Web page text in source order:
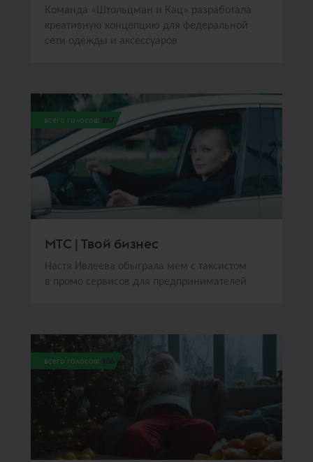
Команда «Штольцман и Кац» разработала
креативную концепцию для федеральной
сети одежды и аксессуаров
всего голосов: 267
МТС | Твой бизнес
Настя Ивлеева обыграла мем с таксистом
в промо сервисов для предпринимателей
всего голосов: 266